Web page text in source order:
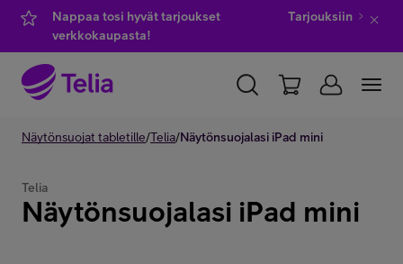
Nappaa tosi hyvät tarjoukset
verkkokaupasta!
Tarjouksiin
YKSITYISILLE YRITYKSILLE WHOLESALE
Kauppa
Näytönsuojat tabletille/Telia/Näytönsuojalasi iPad mini
Telia
Näytönsuojalasi iPad mini